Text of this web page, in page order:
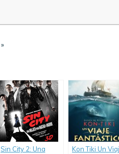
»
Sin City 2: Una
Kon Tiki Un